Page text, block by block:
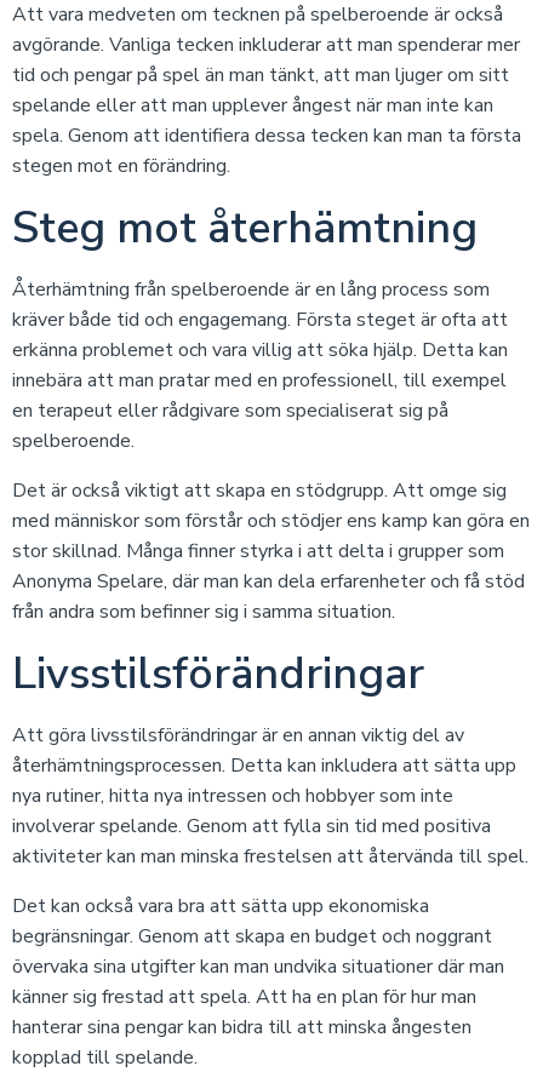
Att vara medveten om tecknen på spelberoende är också
avgörande. Vanliga tecken inkluderar att man spenderar mer
tid och pengar på spel än man tänkt, att man ljuger om sitt
spelande eller att man upplever ångest när man inte kan
spela. Genom att identifiera dessa tecken kan man ta första
stegen mot en förändring.
Steg mot återhämtning
Återhämtning från spelberoende är en lång process som
kräver både tid och engagemang. Första steget är ofta att
erkänna problemet och vara villig att söka hjälp. Detta kan
innebära att man pratar med en professionell, till exempel
en terapeut eller rådgivare som specialiserat sig på
spelberoende.
Det är också viktigt att skapa en stödgrupp. Att omge sig
med människor som förstår och stödjer ens kamp kan göra en
stor skillnad. Många finner styrka i att delta i grupper som
Anonyma Spelare, där man kan dela erfarenheter och få stöd
från andra som befinner sig i samma situation.
Livsstilsförändringar
Att göra livsstilsförändringar är en annan viktig del av
återhämtningsprocessen. Detta kan inkludera att sätta upp
nya rutiner, hitta nya intressen och hobbyer som inte
involverar spelande. Genom att fylla sin tid med positiva
aktiviteter kan man minska frestelsen att återvända till spel.
Det kan också vara bra att sätta upp ekonomiska
begränsningar. Genom att skapa en budget och noggrant
övervaka sina utgifter kan man undvika situationer där man
känner sig frestad att spela. Att ha en plan för hur man
hanterar sina pengar kan bidra till att minska ångesten
kopplad till spelande.